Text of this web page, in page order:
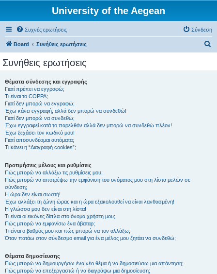
University of the Aegean
Συχνές ερωτήσεις Σύνδεση
Board Συνήθεις ερωτήσεις
Συνήθεις ερωτήσεις
Θέματα σύνδεσης και εγγραφής
Γιατί πρέπει να εγγραφώ;
Τι είναι το COPPA;
Γιατί δεν μπορώ να εγγραφώ;
Έχω κάνει εγγραφή, αλλά δεν μπορώ να συνδεθώ!
Γιατί δεν μπορώ να συνδεθώ;
Έχω εγγραφεί κατά το παρελθόν αλλά δεν μπορώ να συνδεθώ πλέον!
Έχω ξεχάσει τον κωδικό μου!
Γιατί αποσυνδέομαι αυτόματα;
Τι κάνει η “Διαγραφή cookies”;
Προτιμήσεις μέλους και ρυθμίσεις
Πώς μπορώ να αλλάξω τις ρυθμίσεις μου;
Πώς μπορώ να αποτρέψω την εμφάνιση του ονόματος μου στη λίστα μελών σε
σύνδεση;
Η ώρα δεν είναι σωστή!
Έχω αλλάξει τη ζώνη ώρας και η ώρα εξακολουθεί να είναι λανθασμένη!
Η γλώσσα μου δεν είναι στη λίστα!
Τι είναι οι εικόνες δίπλα στο όνομα χρήστη μου;
Πώς μπορώ να εμφανίσω ένα άβαταρ;
Τι είναι ο βαθμός μου και πώς μπορώ να τον αλλάξω;
Όταν πατάω στον σύνδεσμο email για ένα μέλος μου ζητάει να συνδεθώ;
Θέματα δημοσίευσης
Πώς μπορώ να δημιουργήσω ένα νέο θέμα ή να δημοσιεύσω μια απάντηση;
Πώς μπορώ να επεξεργαστώ ή να διαγράψω μια δημοσίευση;